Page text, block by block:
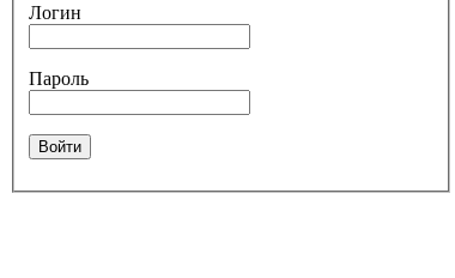
Логин
Пароль
Войти